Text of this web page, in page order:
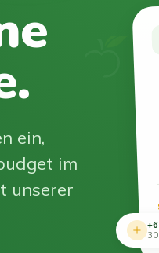
ein,
im
unserer